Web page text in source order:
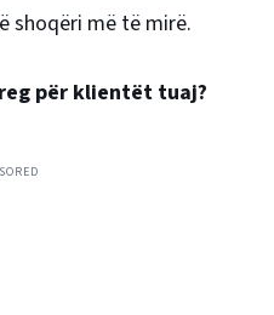
shoqëri më të mirë.
për klientët tuaj?